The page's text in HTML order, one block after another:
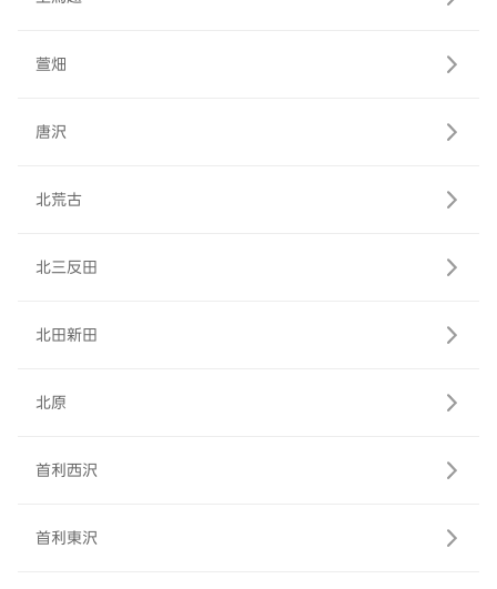
萱畑
唐沢
北荒古
北三反田
北田新田
北原
首利西沢
首利東沢